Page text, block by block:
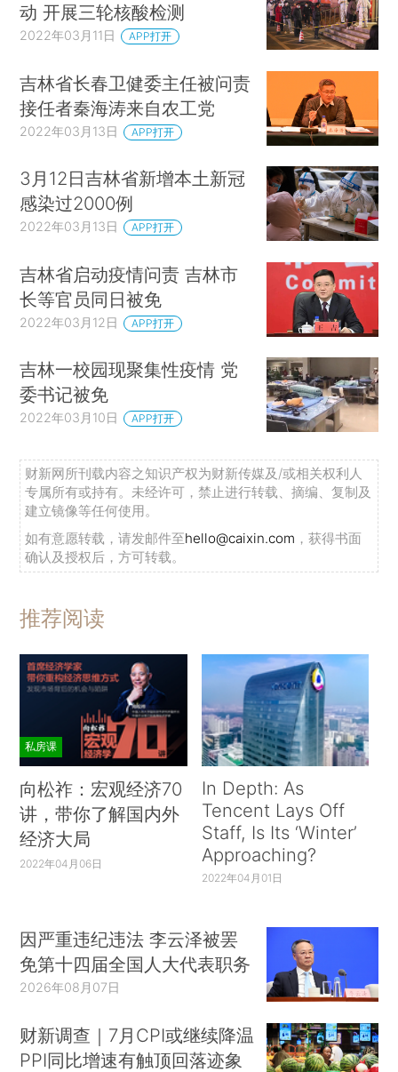
动 开展三轮核酸检测
2022年03月11日 APP打开
吉林省长春卫健委主任被问责
接任者秦海涛来自农工党
2022年03月13日 APP打开
3月12日吉林省新增本土新冠
感染过2000例
2022年03月13日 APP打开
吉林省启动疫情问责 吉林市
长等官员同日被免
2022年03月12日 APP打开
吉林一校园现聚集性疫情 党
委书记被免
2022年03月10日 APP打开
财新网所刊载内容之知识产权为财新传媒及/或相关权利人
专属所有或持有。未经许可，禁止进行转载、摘编、复制及
建立镜像等任何使用。
如有意愿转载，请发邮件至hello@caixin.com ，获得书面
确认及授权后，方可转载。
推荐阅读
私房课
向松祚：宏观经济70
讲，带你了解国内外
经济大局
2022年04月06日
In Depth: As
Tencent Lays Off
Staff, Is Its ‘Winter’
Approaching?
2022年04月01日
因严重违纪违法 李云泽被罢
免第十四届全国人大代表职务
2026年08月07日
财新调查｜7月CPI或继续降温
PPI同比增速有触顶回落迹象